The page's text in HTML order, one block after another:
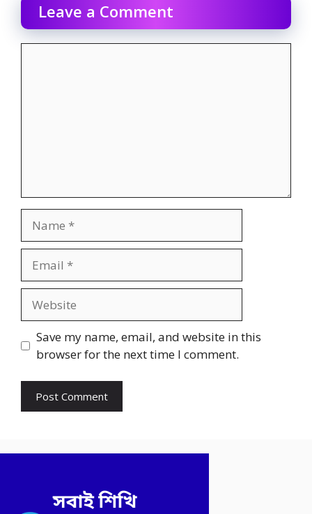
Leave a Comment
Save my name, email, and website in this
browser for the next time I comment.